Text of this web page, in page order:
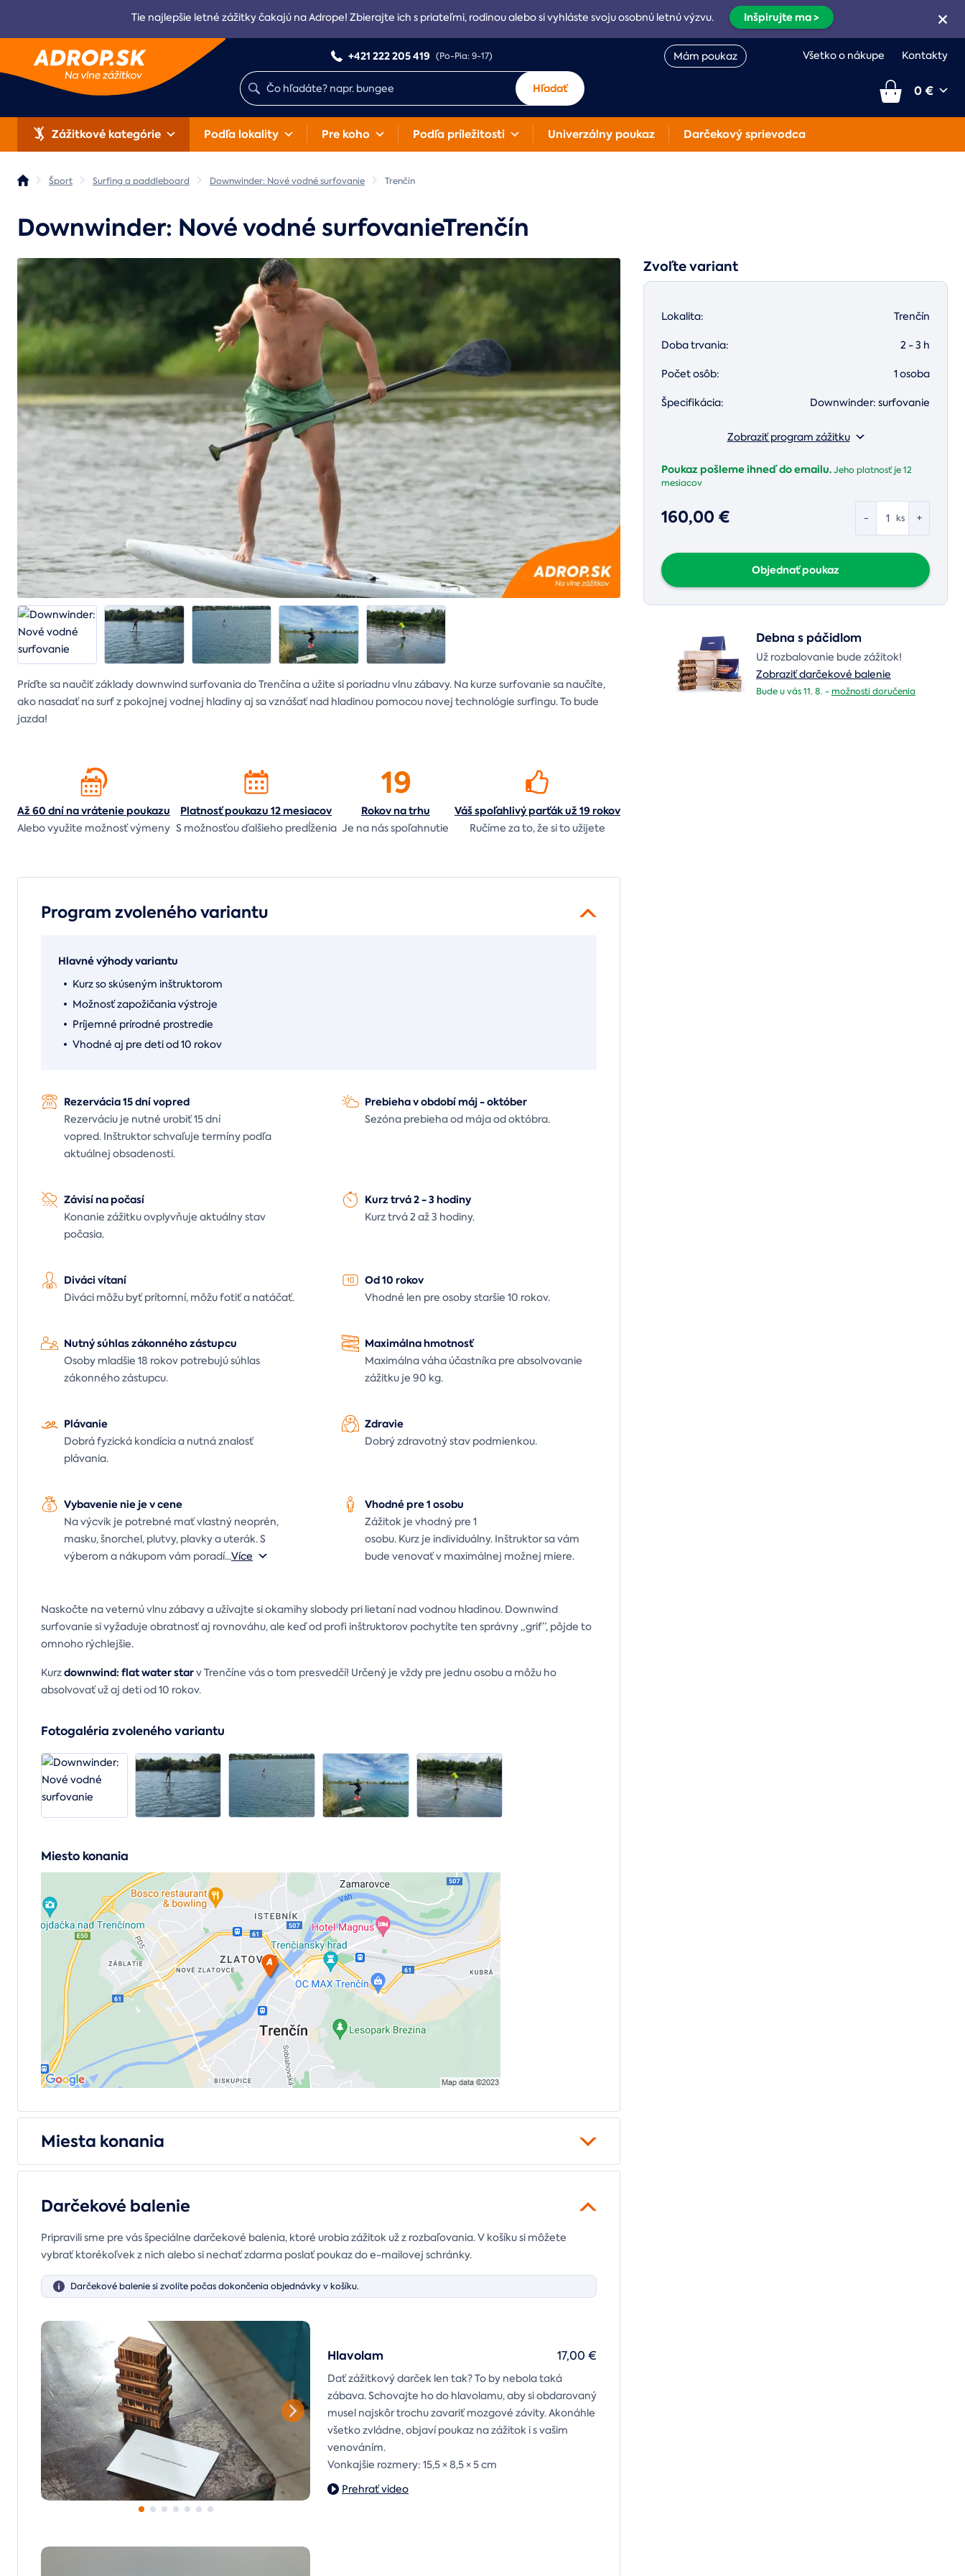
Tie najlepšie letné zážitky čakajú na Adrope! Zbierajte ich s priateľmi, rodinou alebo si vyhláste svoju osobnú letnú výzvu. Inšpirujte ma >
+421 222 205 419 (Po-Pia: 9-17) Mám poukaz Všetko o nákupe Kontakty
Hľadať 0 €
Zážitkové kategórie Podľa lokality Pre koho Podľa príležitosti Univerzálny poukaz Darčekový sprievodca
Šport Surfing a paddleboard Downwinder: Nové vodné surfovanie Trenčín
Downwinder: Nové vodné surfovanieTrenčín
Zvoľte variant
Lokalita: Trenčín
Doba trvania: 2 - 3 h
Počet osôb: 1 osoba
Špecifikácia: Downwinder: surfovanie
Zobraziť program zážitku
Poukaz pošleme ihneď do emailu.Jeho platnosť je12
mesiacov
- +
ks
160,00 €
Objednať poukaz
Debna s páčidlom
Už rozbalovanie bude zážitok!
Zobraziť darčekové balenie
Bude u vás 11. 8. -možnosti doručenia
Príďte sa naučiť základy downwind surfovania do Trenčína a užite si poriadnu vlnu zábavy. Na kurze surfovanie sa naučíte,
ako nasadať na surf z pokojnej vodnej hladiny aj sa vznášať nad hladinou pomocou novej technológie surfingu. To bude
jazda!
Až 60 dní na vráteniepoukazu
Alebo využite možnosť výmeny
Platnosť poukazu 12 mesiacov
S možnosťou ďalšieho predĺženia
19
Rokov natrhu
Je na násspoľahnutie
Váš spoľahlivý parťák už 19 rokov
Ručíme za to,že si to užijete
Program zvoleného variantu
Hlavné výhody variantu
Kurz so skúseným inštruktorom
Možnosť zapožičania výstroje
Príjemné prírodné prostredie
Vhodné aj pre deti od 10 rokov
Rezervácia 15 dní vopred
Rezerváciu je nutné urobiť 15 dní
vopred. Inštruktor schvaľuje termíny podľa
aktuálnej obsadenosti.
Prebieha v období máj - október
Sezóna prebieha od mája od októbra.
Závisí na počasí
Konanie zážitku ovplyvňuje aktuálny stav
počasia.
Kurz trvá 2 - 3 hodiny
Kurz trvá 2 až 3 hodiny.
Diváci vítaní
Diváci môžu byť prítomní, môžu fotiť a natáčať.
Od 10 rokov
Vhodné len pre osoby staršie 10 rokov.
Nutný súhlas zákonného zástupcu
Osoby mladšie 18 rokov potrebujú súhlas
zákonného zástupcu.
Maximálna hmotnosť
Maximálna váha účastníka pre absolvovanie
zážitku je 90 kg.
Plávanie
Dobrá fyzická kondícia a nutná znalosť
plávania.
Zdravie
Dobrý zdravotný stav podmienkou.
Vybavenie nie je v cene
Na výcvik je potrebné mať vlastný neoprén,
masku, šnorchel, plutvy, plavky a uterák. S
výberom a nákupom vám poradí...Více
Vhodné pre 1 osobu
Zážitok je vhodný pre 1
osobu. Kurz je individuálny. Inštruktor sa vám
bude venovať v maximálnej možnej miere.
Naskočte na veternú vlnu zábavy a užívajte si okamihy slobody pri lietaní nad vodnou hladinou. Downwind
surfovanie si vyžaduje obratnosť aj rovnováhu, ale keď od profi inštruktorov pochytíte ten správny „grif”, pôjde to
omnoho rýchlejšie.
Kurzdownwind: flat water starv Trenčíne vás o tom presvedčí! Určený je vždy pre jednu osobu a môžu ho
absolvovať už aj deti od 10 rokov.
Fotogaléria zvoleného variantu
Miesto konania
Miesta konania
Darčekové balenie
Pripravili sme pre vás špeciálne darčekové balenia, ktoré urobia zážitok už z rozbaľovania. V košíku si môžete
vybrať ktorékoľvek z nich alebo si nechať zdarma poslať poukaz do e-mailovej schránky.
Darčekové balenie si zvolíte počas dokončenia objednávky v košíku.
Hlavolam
Dať zážitkový darček len tak? To by nebola taká
zábava. Schovajte ho do hlavolamu, aby si obdarovaný
musel najskôr trochu zavariť mozgové závity. Akonáhle
všetko zvládne, objaví poukaz na zážitok i s vašim
venováním.
Vonkajšie rozmery: 15,5 × 8,5 × 5 cm
17,00 €
Prehrať video